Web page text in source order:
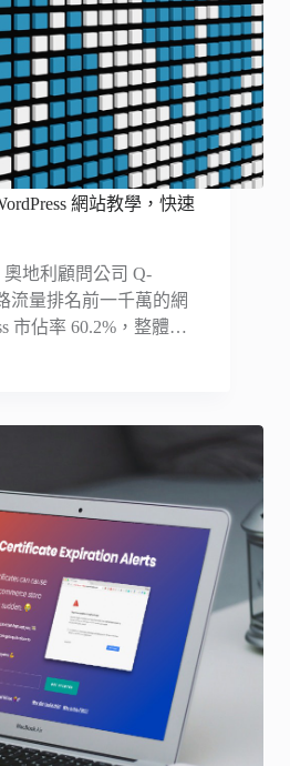
網站教學，快速
地利顧問公司 Q-
流量排名前一千萬的網
市佔率 60.2%，整體…